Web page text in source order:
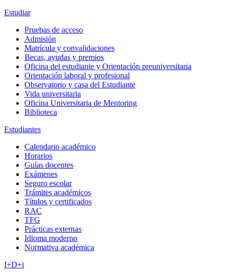
Estudiar
Pruebas de acceso
Admisión
Matrícula y convalidaciones
Becas, ayudas y premios
Oficina del estudiante y Orientación preuniversitaria
Orientación laboral y profesional
Observatorio y casa del Estudiante
Vida universitaria
Oficina Universitaria de Mentoring
Biblioteca
Estudiantes
Calendario académico
Horarios
Guías docentes
Exámenes
Seguro escolar
Trámites académicos
Títulos y certificados
RAC
TFG
Prácticas externas
Idioma moderno
Normativa académica
I+D+i